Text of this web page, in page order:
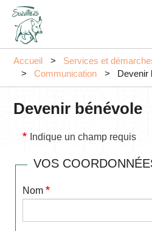
Accueil Services et
Communication
Devenir
Devenir bénévole
Indique un champ requis
VOS
Nom